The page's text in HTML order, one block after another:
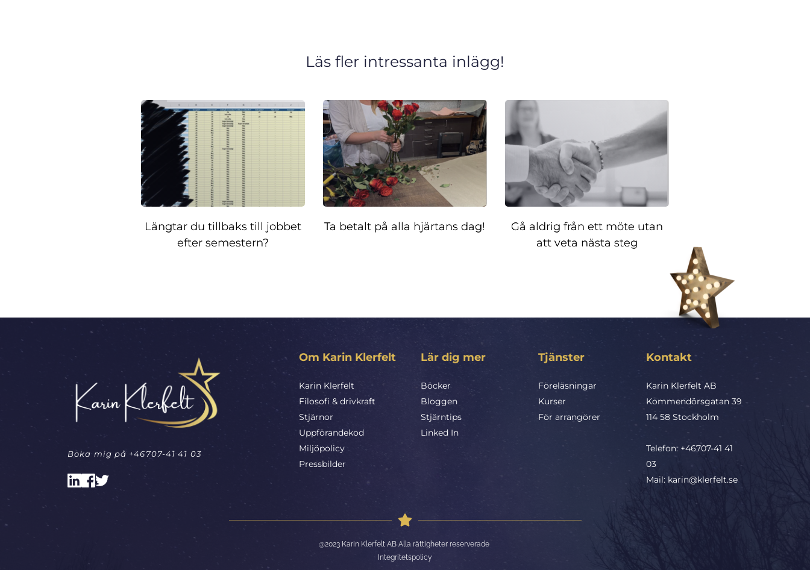
Läs fler intressanta inlägg!
Längtar du tillbaks till jobbet
efter semestern?
Ta betalt på alla hjärtans dag!
Gå aldrig från ett möte utan
att veta nästa steg
Boka mig på +46707-41 41 03
Om Karin Klerfelt
Karin Klerfelt
Filosofi & drivkraft
Stjärnor
Uppförandekod
Miljöpolicy
Pressbilder
Lär dig mer
Böcker
Bloggen
Stjärntips
Linked In
Tjänster
Föreläsningar
Kurser
För arrangörer
Kontakt
Karin Klerfelt AB
Kommendörsgatan 39
114 58 Stockholm
Telefon: +46707-41 41
03
Mail: karin@klerfelt.se
@2023 Karin Klerfelt AB Alla rättigheter reserverade
Integritetspolicy